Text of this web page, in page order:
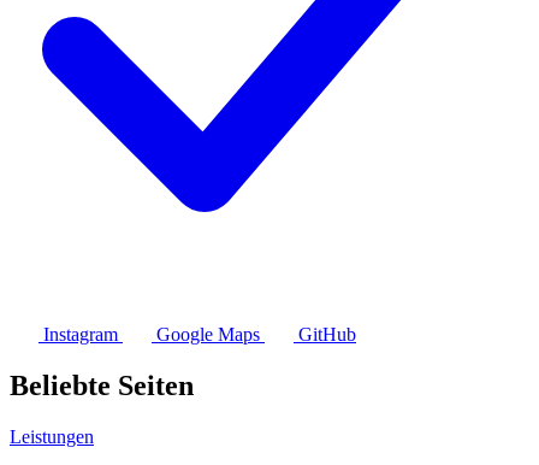
Instagram Google Maps GitHub
Beliebte Seiten
Leistungen